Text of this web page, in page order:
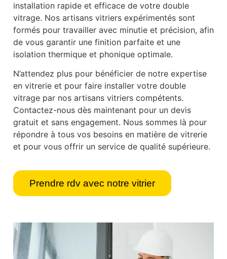
installation rapide et efficace de votre double
vitrage. Nos artisans vitriers expérimentés sont
formés pour travailler avec minutie et précision, afin
de vous garantir une finition parfaite et une
isolation thermique et phonique optimale.
N’attendez plus pour bénéficier de notre expertise
en vitrerie et pour faire installer votre double
vitrage par nos artisans vitriers compétents.
Contactez-nous dès maintenant pour un devis
gratuit et sans engagement. Nous sommes là pour
répondre à tous vos besoins en matière de vitrerie
et pour vous offrir un service de qualité supérieure.
Prendre rdv avec notre vitrier